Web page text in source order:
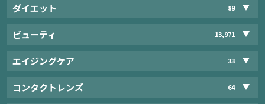
ダイエット 89
ビューティ 13,971
エイジングケア 33
コンタクトレンズ 64